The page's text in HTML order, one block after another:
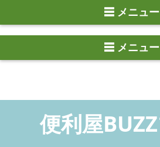
☰ メニュー